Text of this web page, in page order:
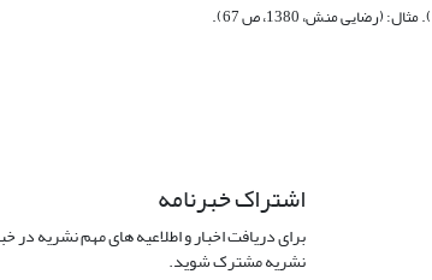
اشتراک خبرنامه
برای دریافت اخبار و اطلاعیه های مهم نشریه در
نشریه مشترک شوید.